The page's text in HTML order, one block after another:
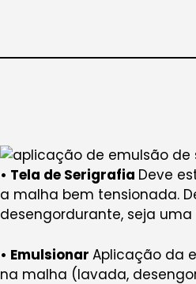
• Tela de Serigrafia Deve
a malha bem tensionada.
desengordurante, seja
• Emulsionar Aplicação da
na malha (lavada,